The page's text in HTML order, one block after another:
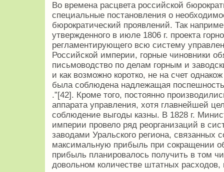
Во времена расцвета российской
специальные постановления о
бюрократический проявлений. Так
утвержденного в июле 1806 г. проекта
регламентирующего всю систему
Российской империи, горные чиновники
письмоводство по делам горным и
и как возможно коротко, не на счет
была соблюдена надлежащая
.”[42]. Кроме того, постоянно
аппарата управления, хотя главнейшей
соблюдение выгоды казны. В 1828 г.
империи провело ряд реорганизаций в
заводами Уральского региона, связанных
максимальную прибыль при сокращении
прибыль планировалось получить в том
довольном количестве штатных расходов,